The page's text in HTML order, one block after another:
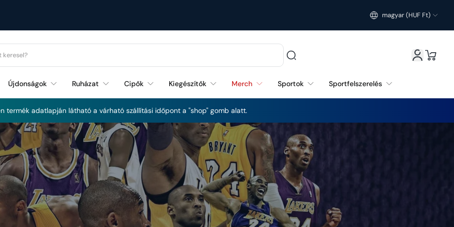
magyar (HUF Ft)
Újdonságok Ruházat Cipők Kiegészítők Merch Sportok Sportfelszerelés
termék adatlapján látható a várható szállítási időpont a "shop" gomb alatt.